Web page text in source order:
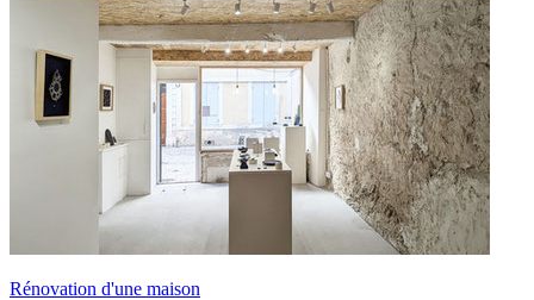
Rénovation d'une maison